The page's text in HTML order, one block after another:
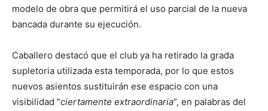
modelo de obra que permitirá el uso parcial de la nueva
bancada durante su ejecución.
Caballero destacó que el club ya ha retirado la grada
supletoria utilizada esta temporada, por lo que estos
nuevos asientos sustituirán ese espacio con una
visibilidad “ciertamente extraordinaria”, en palabras del